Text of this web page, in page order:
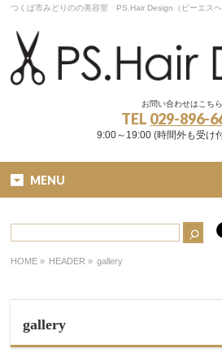
つくば市みどりのの美容室 PS.Hair Design（ピーエスヘ
お問い合わせはこちら
TEL 029-896-
9:00～19:00 (時間外も受け
MENU
HOME » HEADER » gallery
gallery